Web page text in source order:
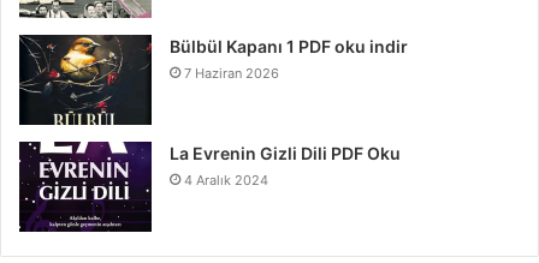
Bülbül Kapanı 1 PDF oku indir
7 Haziran 2026
La Evrenin Gizli Dili PDF Oku
4 Aralık 2024